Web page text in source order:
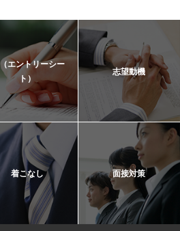
エントリーシー
ト）
志望動機
着こなし 面接対策